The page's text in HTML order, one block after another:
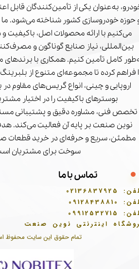
تمام حقوق این سایت محفوظ
به‌عنوان یکی از تأمین‌کنندگان قابل
حوزه خودروسازی کشور شناخته می‌شود.
می‌کنیم با ارائه محصولات اصل، باکیفیت و
بین‌المللی، نیاز صنایع گوناگون و
کامل تأمین کنیم. همکاری با برندهای
فراهم کرده تا مجموعه‌ای متنوع از
اروپایی و چینی، انواع گریس‌های مقاوم در
بوسترهای باکیفیت را در اختیار
تخصص فنی، مشاوره دقیق و پشتیبانی
نوین صنعت بر پایه آن فعالیت می‌کند.
مطمئن، سریع و حرفه‌ای در خرید قطعات
سوخت برای مشتریان
تماس با ما
02136837925
09128438810
09912532715
اینترنتی نوین صنعت